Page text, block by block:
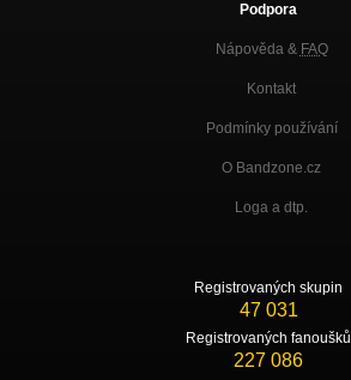
Podpora
Nápověda & FAQ
Kontakt
Podmínky používání
O Bandzone.cz
Loga a dtp.
Registrovaných skupin
47 031
Registrovaných fanoušků
227 086